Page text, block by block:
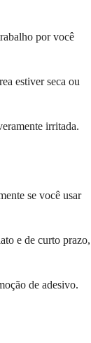
por você
estiver seca ou
irritada.
se você usar
e de curto prazo,
de adesivo.